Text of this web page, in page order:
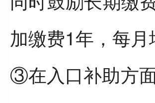
加缴费1年，每
③在入口补助方